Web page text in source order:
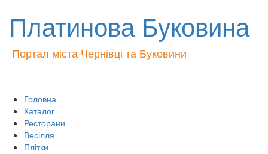
Платинова Буковина
Портал міста Чернівці та Буковини
Головна
Каталог
Ресторани
Весілля
Плітки